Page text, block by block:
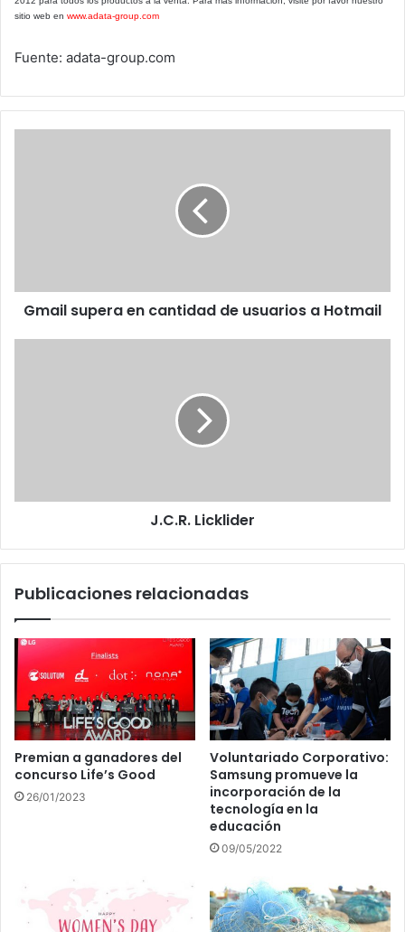
sitio web en www.adata-group.com
Fuente: adata-group.com
Gmail supera en cantidad de usuarios a Hotmail
J.C.R. Licklider
Publicaciones relacionadas
Premian a ganadores del
concurso Life’s Good
26/01/2023
Voluntariado Corporativo:
Samsung promueve la
incorporación de la
tecnología en la
educación
09/05/2022